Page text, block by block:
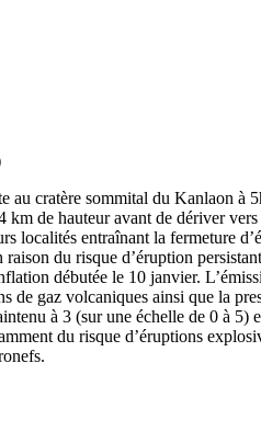
au cratère sommital du Kanlaon à
km de hauteur avant de dériver
localités entraînant la fermeture
du risque d’éruption
débutée le 10 janvier.
de gaz volcaniques ainsi que la
à 3 (sur une échelle de 0 à
du risque d’éruptions